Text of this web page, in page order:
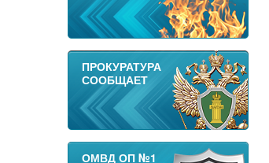
ПРОКУРАТУРА
СООБЩАЕТ
ОМВД ОП №1